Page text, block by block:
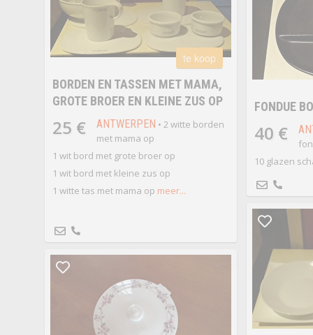
te koop
BORDEN EN TASSEN MET MAMA,
GROTE BROER EN KLEINE ZUS OP
25 € ANTWERPEN • 2 witte borden
met mama op
1 wit bord met grote broer op
1 wit bord met kleine zus op
1 witte tas met mama op meer...
FONDUE
40 €
10 glazen